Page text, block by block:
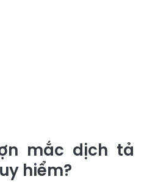
mắc dịch tả
hiểm?